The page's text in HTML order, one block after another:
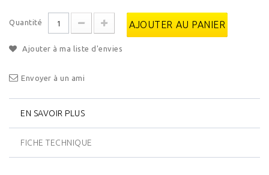
Quantité AJOUTER AU PANIER
Ajouter à ma liste d'envies
Envoyer à un ami
EN SAVOIR PLUS
FICHE TECHNIQUE